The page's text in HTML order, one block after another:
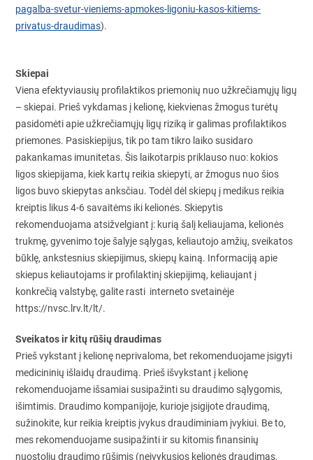
pagalba-svetur-vieniems-apmokes-ligoniu-kasos-kitiems-
privatus-draudimas).
Skiepai
Viena efektyviausių profilaktikos priemonių nuo užkrečiamųjų ligų
– skiepai. Prieš vykdamas į kelionę, kiekvienas žmogus turėtų
pasidomėti apie užkrečiamųjų ligų riziką ir galimas profilaktikos
priemones. Pasiskiepijus, tik po tam tikro laiko susidaro
pakankamas imunitetas. Šis laikotarpis priklauso nuo: kokios
ligos skiepijama, kiek kartų reikia skiepyti, ar žmogus nuo šios
ligos buvo skiepytas anksčiau. Todėl dėl skiepų į medikus reikia
kreiptis likus 4-6 savaitėms iki kelionės. Skiepytis
rekomenduojama atsižvelgiant į: kurią šalį keliaujama, kelionės
trukmę, gyvenimo toje šalyje sąlygas, keliautojo amžių, sveikatos
būklę, ankstesnius skiepijimus, skiepų kainą. Informaciją apie
skiepus keliautojams ir profilaktinį skiepijimą, keliaujant į
konkrečią valstybę, galite rasti interneto svetainėje
https://nvsc.lrv.lt/lt/.
Sveikatos ir kitų rūšių draudimas
Prieš vykstant į kelionę neprivaloma, bet rekomenduojame įsigyti
medicininių išlaidų draudimą. Prieš išvykstant į kelionę
rekomenduojame išsamiai susipažinti su draudimo sąlygomis,
išimtimis. Draudimo kompanijoje, kurioje įsigijote draudimą,
sužinokite, kur reikia kreiptis įvykus draudiminiam įvykiui. Be to,
mes rekomenduojame susipažinti ir su kitomis finansinių
nuostolių draudimo rūšimis (neįvykusios kelionės draudimas,